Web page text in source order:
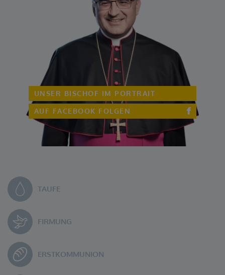
UNSER BISCHOF IM PORTRAIT
AUF FACEBOOK FOLGEN
TAUFE
FIRMUNG
ERSTKOMMUNION